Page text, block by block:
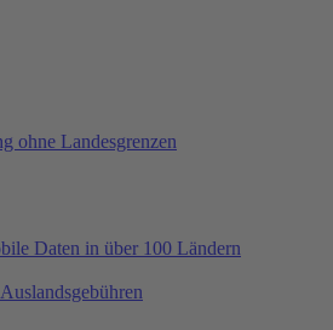
ohne Landesgrenzen
Daten in über 100 Ländern
Auslandsgebühren